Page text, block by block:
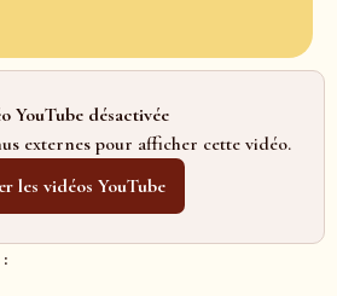
YouTube désactivée
externes pour afficher cette vidéo.
les vidéos YouTube